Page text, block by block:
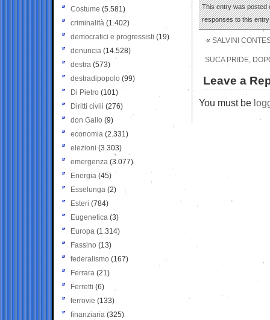
This entry was posted
responses to this
« SALVINI
SUCA PRIDE,
Leave a
You must be
Costume (5.581)
criminalità (1.402)
democratici e progressisti (19)
denuncia (14.528)
destra (573)
destradipopolo (99)
Di Pietro (101)
Diritti civili (276)
don Gallo (9)
economia (2.331)
elezioni (3.303)
emergenza (3.077)
Energia (45)
Esselunga (2)
Esteri (784)
Eugenetica (3)
Europa (1.314)
Fassino (13)
federalismo (167)
Ferrara (21)
Ferretti (6)
ferrovie (133)
finanziaria (325)